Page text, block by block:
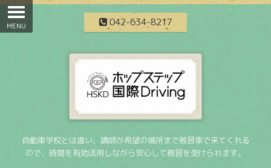
042-634-8217
自動車学校とは違い、講師が希望の場所まで教習車で来てくれる
ので、時間を有効活用しながら安心して教習を受けられます。